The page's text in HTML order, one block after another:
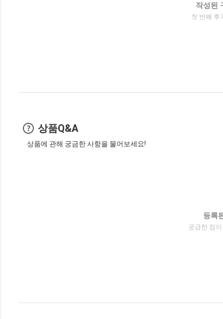
작성된
첫 번째 후
상품Q&A
상품에 관해 궁금한 사항을 물어보세요!
등록
궁금한 점